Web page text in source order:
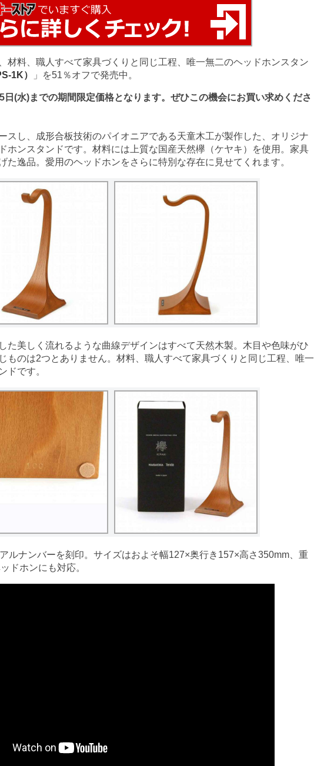
材料、職人すべて家具づくりと同じ工程、唯一無二のヘッドホンスタン
1K） 」を51％オフで発売中。
(水)までの期間限定価格となります。ぜひこの機会にお買い求めくださ
スし、成形合板技術のパイオニアである天童木工が製作した、オリジナ
ホンスタンドです。材料には上質な国産天然欅（ケヤキ）を使用。家具
た逸品。愛用のヘッドホンをさらに特別な存在に見せてくれます。
た美しく流れるような曲線デザインはすべて天然木製。木目や色味がひ
ものは2つとありません。材料、職人すべて家具づくりと同じ工程、唯一
ドです。
ルナンバーを刻印。サイズはおよそ幅127×奥行き157×高さ350mm、重
ドホンにも対応。